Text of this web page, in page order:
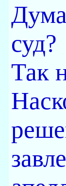
суд?
Так